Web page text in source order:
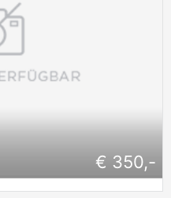
€ 350,-